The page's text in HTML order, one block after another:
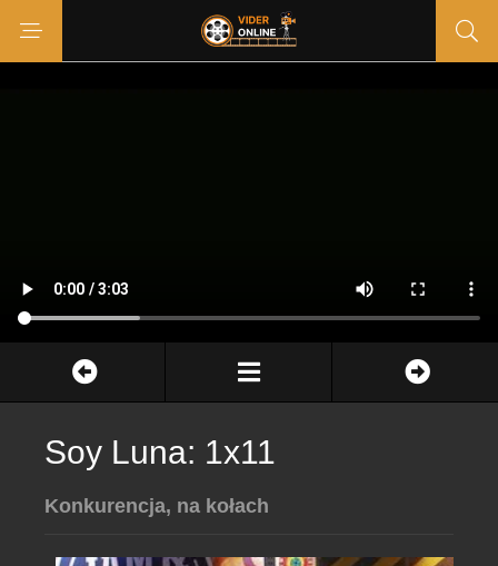
Soy Luna: 1x11
Konkurencja, na kołach